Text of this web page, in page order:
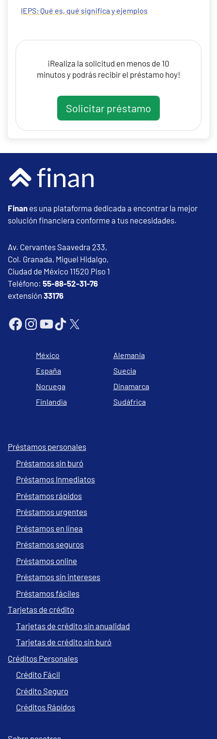
IEPS: Qué es, qué significa y ejemplos
¡Realiza la solicitud en menos de 10
minutos y podrás recibir el préstamo hoy!
Solicitar préstamo
Finan es una plataforma dedicada a encontrar la mejor
solución financiera conforme a tus necesidades.
Av. Cervantes Saavedra 233,
Col. Granada, Miguel Hidalgo,
Ciudad de México 11520 Piso 1
Teléfono: 55-88-52-31-76
extensión 33176
México
Alemania
España
Suecia
Noruega
Dinamarca
Finlandia
Sudáfrica
Préstamos personales
Préstamos sin buró
Préstamos Inmediatos
Préstamos rápidos
Préstamos urgentes
Préstamos en línea
Préstamos seguros
Préstamos online
Préstamos sin intereses
Préstamos fáciles
Tarjetas de crédito
Tarjetas de crédito sin anualidad
Tarjetas de crédito sin buró
Créditos Personales
Crédito Fácil
Crédito Seguro
Créditos Rápidos